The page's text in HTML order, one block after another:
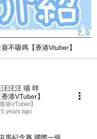
不吸嗎【香港Vtuber】
汪汪汪 喵 咩
港VTuber】
港VTuber】
5 years ago
馬紀念賽 國際一級